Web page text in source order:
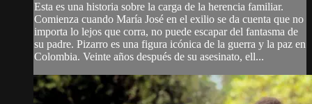
Esta es una historia sobre la carga de la herencia familiar.
Comienza cuando María José en el exilio se da cuenta que no
importa lo lejos que corra, no puede escapar del fantasma de
su padre. Pizarro es una figura icónica de la guerra y la paz en
Colombia. Veinte años después de su asesinato, ell...